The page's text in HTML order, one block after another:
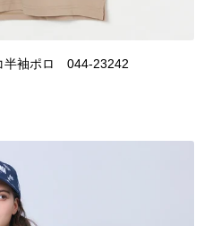
半袖ポロ 044-23242